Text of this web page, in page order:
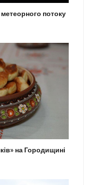
метеорного потоку
на Городищині